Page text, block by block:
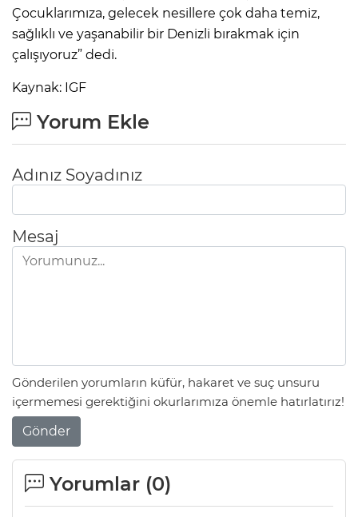
Çocuklarımıza, gelecek nesillere çok daha temiz,
sağlıklı ve yaşanabilir bir Denizli bırakmak için
çalışıyoruz” dedi.
Kaynak: IGF
Yorum Ekle
Adınız Soyadınız
Mesaj
Gönderilen yorumların küfür, hakaret ve suç unsuru
içermemesi gerektiğini okurlarımıza önemle hatırlatırız!
Gönder
Yorumlar (0)